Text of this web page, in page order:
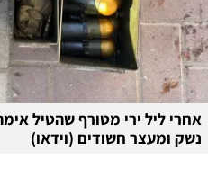
אחרי ליל ירי מטורף שהטיל
נשק ומעצר חשודים (וידאו)